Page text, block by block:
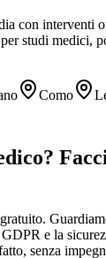
con interventi
studi medici,
Como
e la
senza